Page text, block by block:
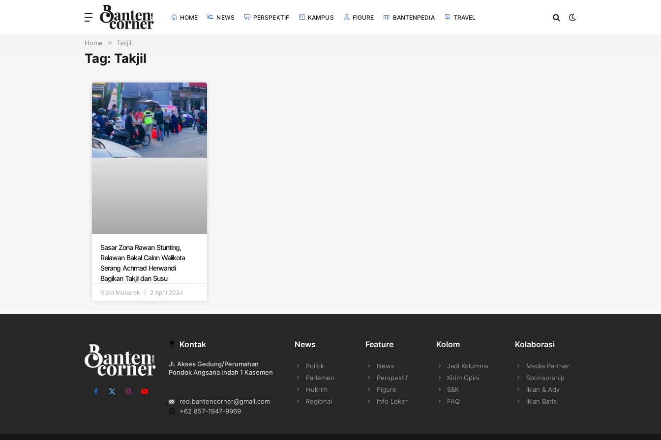
HOME NEWS PERSPEKTIF KAMPUS FIGURE BANTENPEDIA TRAVEL
Home » Takjil
Tag: Takjil
Sasar Zona Rawan Stunting,
Relawan Bakal Calon Walikota
Serang Achmad Herwandi
Bagikan Takjil dan Susu
Rizki Mubarok 2 April 2024
Facebook
X
InstagramYouTube
Kontak
Jl. Akses Gedung/Perumahan
Pondok Angsana Indah 1 Kasemen
red.bantencorner@gmail.com
+62 857-1947-9969
News
Politik
Parlemen
Hukrim
Regional
Feature
News
Perspektif
Figure
Info Loker
Kolom
Jadi Kolumnis
Kirim Opini
S&K
FAQ
Kolaborasi
Media Partner
Sponsorship
Iklan & Adv
Iklan Baris